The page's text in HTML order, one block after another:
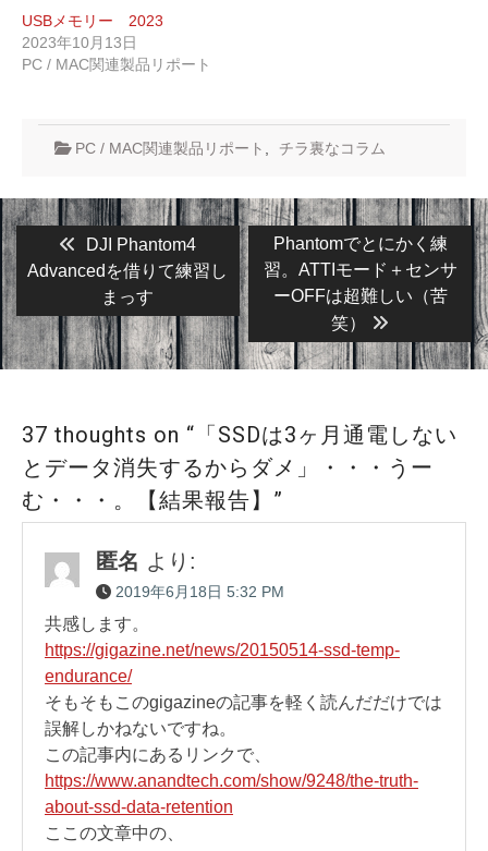
USBメモリー 2023
2023年10月13日
PC / MAC関連製品リポート
PC / MAC関連製品リポート チラ裏なコラム
投
稿
ナ
ビ
ゲ
シ
ョ
ン
Previous
post:
DJI Phantom4
Advancedを借りて練習し
まっす
Next
post:
Phantomでとにかく練
習。ATTIモード＋センサ
ーOFFは超難しい（苦
笑）
37 thoughts on “「SSDは3ヶ月通電しない
とデータ消失するからダメ」・・・うー
む・・・。【結果報告】”
匿名 より:
2019年6月18日 5:32 PM
共感します。
https://gigazine.net/news/20150514-ssd-temp-
endurance/
そもそもこのgigazineの記事を軽く読んだだけでは
誤解しかねないですね。
この記事内にあるリンクで、
https://www.anandtech.com/show/9248/the-truth-
about-ssd-data-retention
ここの文章中の、